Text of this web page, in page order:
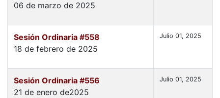
06 de marzo de 2025
Sesión Ordinaria #558
18 de febrero de 2025
Julio 01, 2025
Sesión Ordinaria #556
21 de enero de2025
Julio 01, 2025